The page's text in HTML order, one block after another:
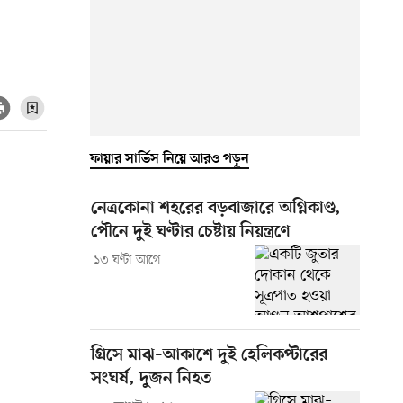
ফায়ার সার্ভিস নিয়ে আরও পড়ুন
নেত্রকোনা শহরের বড়বাজারে অগ্নিকাণ্ড,
পৌনে দুই ঘণ্টার চেষ্টায় নিয়ন্ত্রণে
১৩ ঘণ্টা আগে
গ্রিসে মাঝ–আকাশে দুই হেলিকপ্টারের
সংঘর্ষ, দুজন নিহত